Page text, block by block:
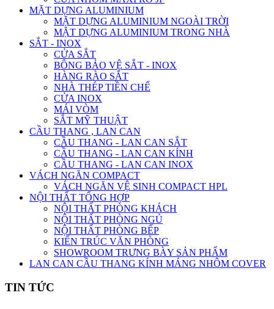
MẶT DỰNG ALUMINIUM
MẶT DỰNG ALUMINIUM NGOÀI TRỜI
MẶT DỰNG ALUMINIUM TRONG NHÀ
SẮT - INOX
CỬA SẮT
BÔNG BẢO VỆ SẮT - INOX
HÀNG RÀO SẮT
NHÀ THÉP TIỀN CHẾ
CỬA INOX
MÁI VÒM
SẮT MỸ THUẬT
CẦU THANG , LAN CAN
CẦU THANG - LAN CAN SẮT
CẦU THANG - LAN CAN KÍNH
CẦU THANG - LAN CAN INOX
VÁCH NGĂN COMPACT
VÁCH NGĂN VỆ SINH COMPACT HPL
NỘI THẤT TỔNG HỢP
NỘI THẤT PHÒNG KHÁCH
NỘI THẤT PHÒNG NGỦ
NỘI THẤT PHÒNG BẾP
KIẾN TRÚC VĂN PHÒNG
SHOWROOM TRƯNG BÀY SẢN PHẨM
LAN CAN CẦU THANG KÍNH MÁNG NHÔM COVER
TIN TỨC